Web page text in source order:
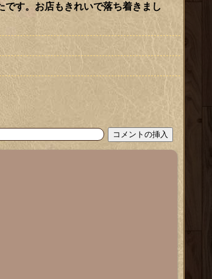
す。お店もきれいで落ち着きまし